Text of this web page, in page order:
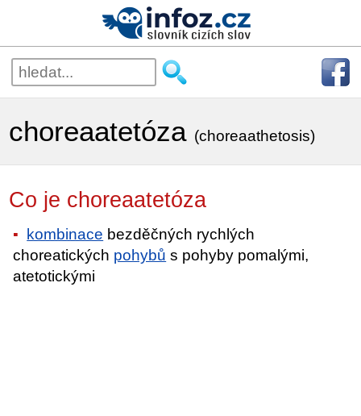
choreaatetóza (choreaathetosis)
Co je choreaatetóza
kombinace bezděčných rychlých
choreatických pohybů s pohyby pomalými,
atetotickými